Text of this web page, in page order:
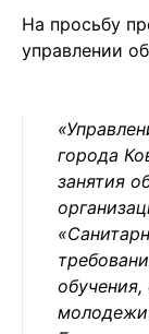
На просьбу
управлении
города
занятия